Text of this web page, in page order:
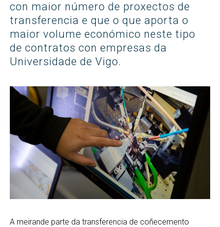
con maior número de proxectos de
transferencia e que o que aporta o
maior volume económico neste tipo
de contratos con empresas da
Universidade de Vigo.
A meirande parte da transferencia de coñecemento